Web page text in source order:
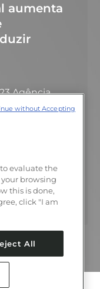
aumenta
Agência
de
carbono
– na maioria
um
de
tecnologias
evaluate the
browsing
this is done,
click "I am
All
without Accepting